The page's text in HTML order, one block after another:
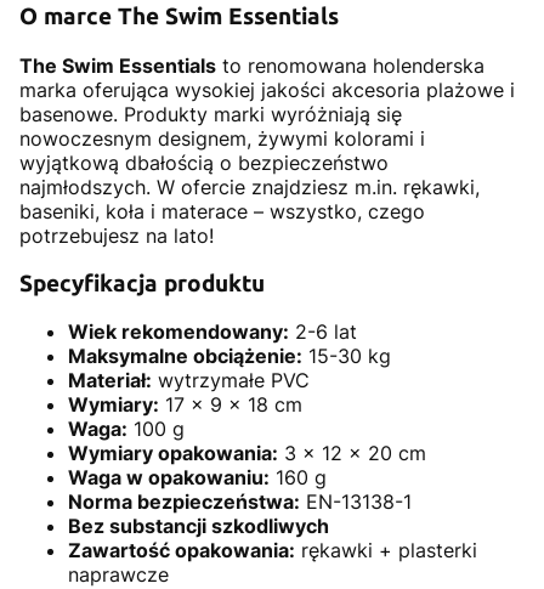
O marce The Swim Essentials
The Swim Essentials to renomowana holenderska
marka oferująca wysokiej jakości akcesoria plażowe i
basenowe. Produkty marki wyróżniają się
nowoczesnym designem, żywymi kolorami i
wyjątkową dbałością o bezpieczeństwo
najmłodszych. W ofercie znajdziesz m.in. rękawki,
baseniki, koła i materace – wszystko, czego
potrzebujesz na lato!
Specyfikacja produktu
Wiek rekomendowany: 2-6 lat
Maksymalne obciążenie: 15-30 kg
Materiał: wytrzymałe PVC
Wymiary: 17 x 9 x 18 cm
Waga: 100 g
Wymiary opakowania: 3 x 12 x 20 cm
Waga w opakowaniu: 160 g
Norma bezpieczeństwa: EN-13138-1
Bez substancji szkodliwych
Zawartość opakowania: rękawki + plasterki
naprawcze